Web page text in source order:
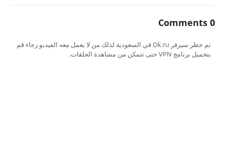
0 Comments
تم حظر سيرفر Ok.ru في السعودية لذلك من لا يعمل معه الفيديو رجاء قم
بتحميل برنامج VPN حتى تتمكن من مشاهدة الحلقات.